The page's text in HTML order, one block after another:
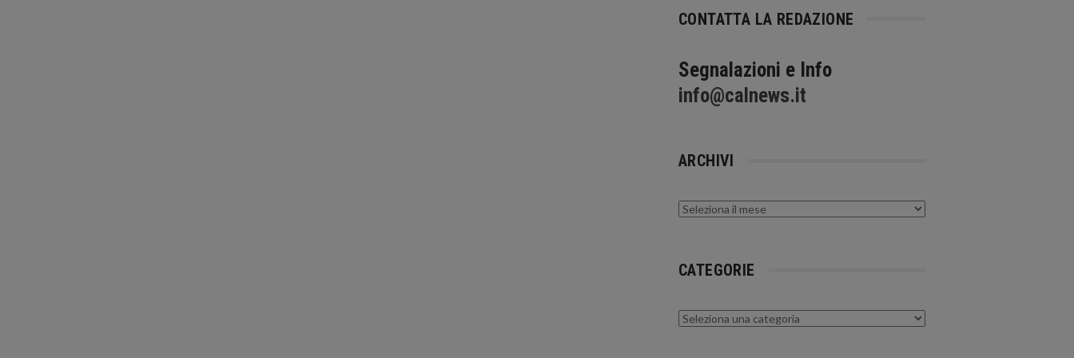
CONTATTA LA REDAZIONE
Segnalazioni e Info
info@calnews.it
ARCHIVI
Archivi
CATEGORIE
Categorie